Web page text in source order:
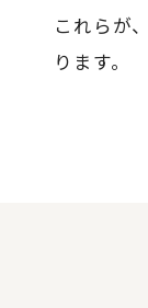
これらが
ります。